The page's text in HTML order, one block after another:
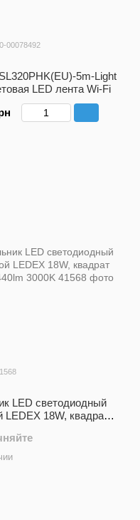
00078492
5m-Light
LED лента Wi-Fi
LED светодиодный
LEDEX 18W, квадрат